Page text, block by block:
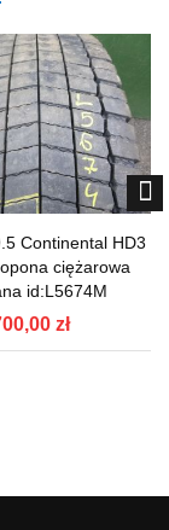
Continental HD3
ciężarowa
id:L5674M
zł